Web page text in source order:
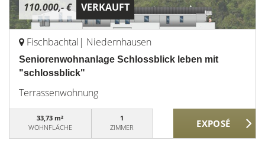
110.000,- € VERKAUFT
Fischbachtal| Niedernhausen
Seniorenwohnanlage Schlossblick leben mit
"schlossblick"
Terrassenwohnung
33,73 m²
WOHNFLÄCHE
1
ZIMMER